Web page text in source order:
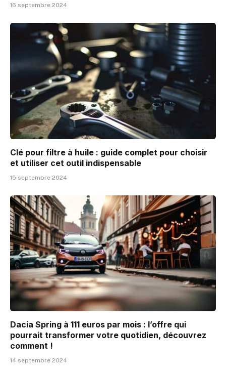
16 septembre 2024
Clé pour filtre à huile : guide complet pour choisir
et utiliser cet outil indispensable
15 septembre 2024
Dacia Spring à 111 euros par mois : l’offre qui
pourrait transformer votre quotidien, découvrez
comment !
14 septembre 2024